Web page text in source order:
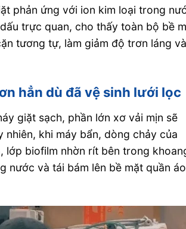
phản ứng với ion kim loại trong
trực quan, cho thấy toàn bộ bề
tương tự, làm giảm độ trơn láng
hẳn dù đã vệ sinh lưới lọc
giặt sạch, phần lớn xơ vải mịn sẽ
khi máy bẩn, dòng chảy của
lớp biofilm nhờn rít bên trong
nước và tái bám lên bề mặt quần